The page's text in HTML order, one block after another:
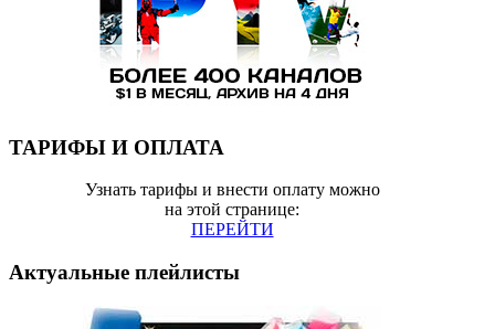
ТАРИФЫ И ОПЛАТА
Узнать тарифы и внести оплату можно
на этой странице:
ПЕРЕЙТИ
Актуальные плейлисты